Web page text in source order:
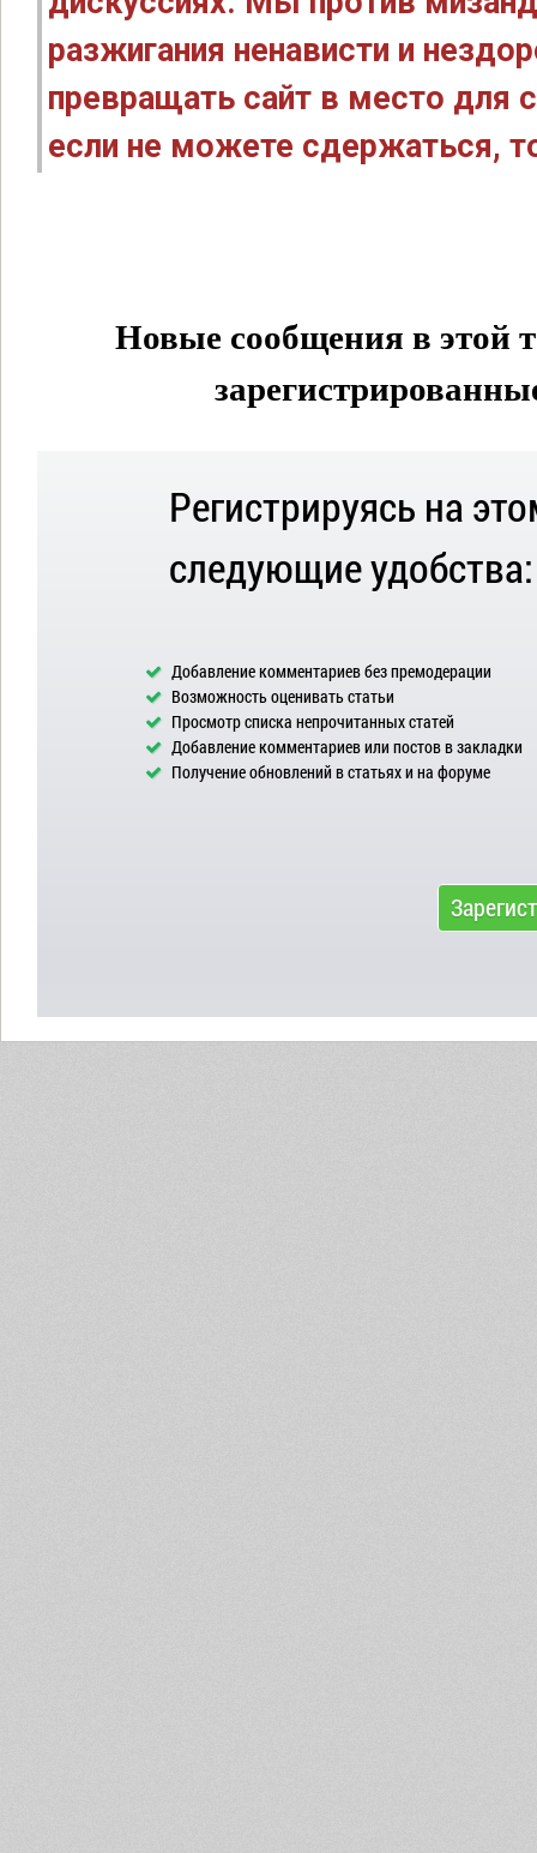
разжигания ненависти и
превращать сайт в место для
если не можете сдержаться,
Новые сообщения в этой
Регистрируясь на
следующие удобства:
Добавление комментариев без премодерации
Возможность оценивать статьи
Просмотр списка непрочитанных статей
Добавление комментариев или постов в закладки
Получение обновлений в статьях и на форуме